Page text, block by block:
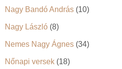
Nagy Bandó András (10)
Nagy László (8)
Nemes Nagy Ágnes (34)
Nőnapi versek (18)